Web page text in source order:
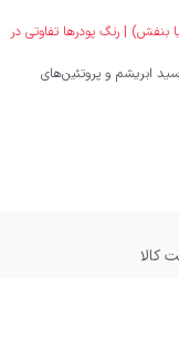
یا بنفش) | رنگ پودرها تفاوتی در
ابریشم و پروتئین‌های
کالا